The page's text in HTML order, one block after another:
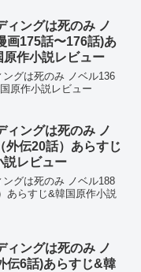
ィングは死のみ ノ
画175話〜176話)あ
原作小説レビュー
ングは死のみ ノベル136
原作小説レビュー
ィングは死のみ ノ
外伝20話）あらすじ
レビュー
グは死のみ ノベル188
あらすじ&韓国原作小説
ィングは死のみ ノ
伝6話)あらすじ&韓